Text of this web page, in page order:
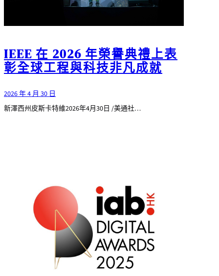
IEEE 在 2026 年榮譽典禮上表
彰全球工程與科技非凡成就
2026 年 4 月 30 日
新澤西州皮斯卡特維2026年4月30日 /美通社…